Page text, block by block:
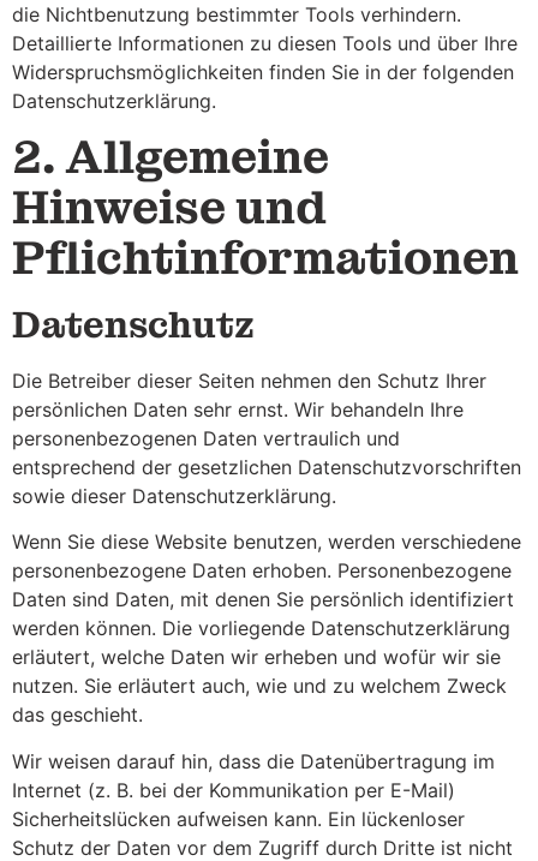
die Nichtbenutzung bestimmter Tools verhindern.
Detaillierte Informationen zu diesen Tools und über Ihre
Widerspruchsmöglichkeiten finden Sie in der folgenden
Datenschutzerklärung.
2. Allgemeine
Hinweise und
Pflichtinformationen
Datenschutz
Die Betreiber dieser Seiten nehmen den Schutz Ihrer
persönlichen Daten sehr ernst. Wir behandeln Ihre
personenbezogenen Daten vertraulich und
entsprechend der gesetzlichen Datenschutzvorschriften
sowie dieser Datenschutzerklärung.
Wenn Sie diese Website benutzen, werden verschiedene
personenbezogene Daten erhoben. Personenbezogene
Daten sind Daten, mit denen Sie persönlich identifiziert
werden können. Die vorliegende Datenschutzerklärung
erläutert, welche Daten wir erheben und wofür wir sie
nutzen. Sie erläutert auch, wie und zu welchem Zweck
das geschieht.
Wir weisen darauf hin, dass die Datenübertragung im
Internet (z. B. bei der Kommunikation per E-Mail)
Sicherheitslücken aufweisen kann. Ein lückenloser
Schutz der Daten vor dem Zugriff durch Dritte ist nicht